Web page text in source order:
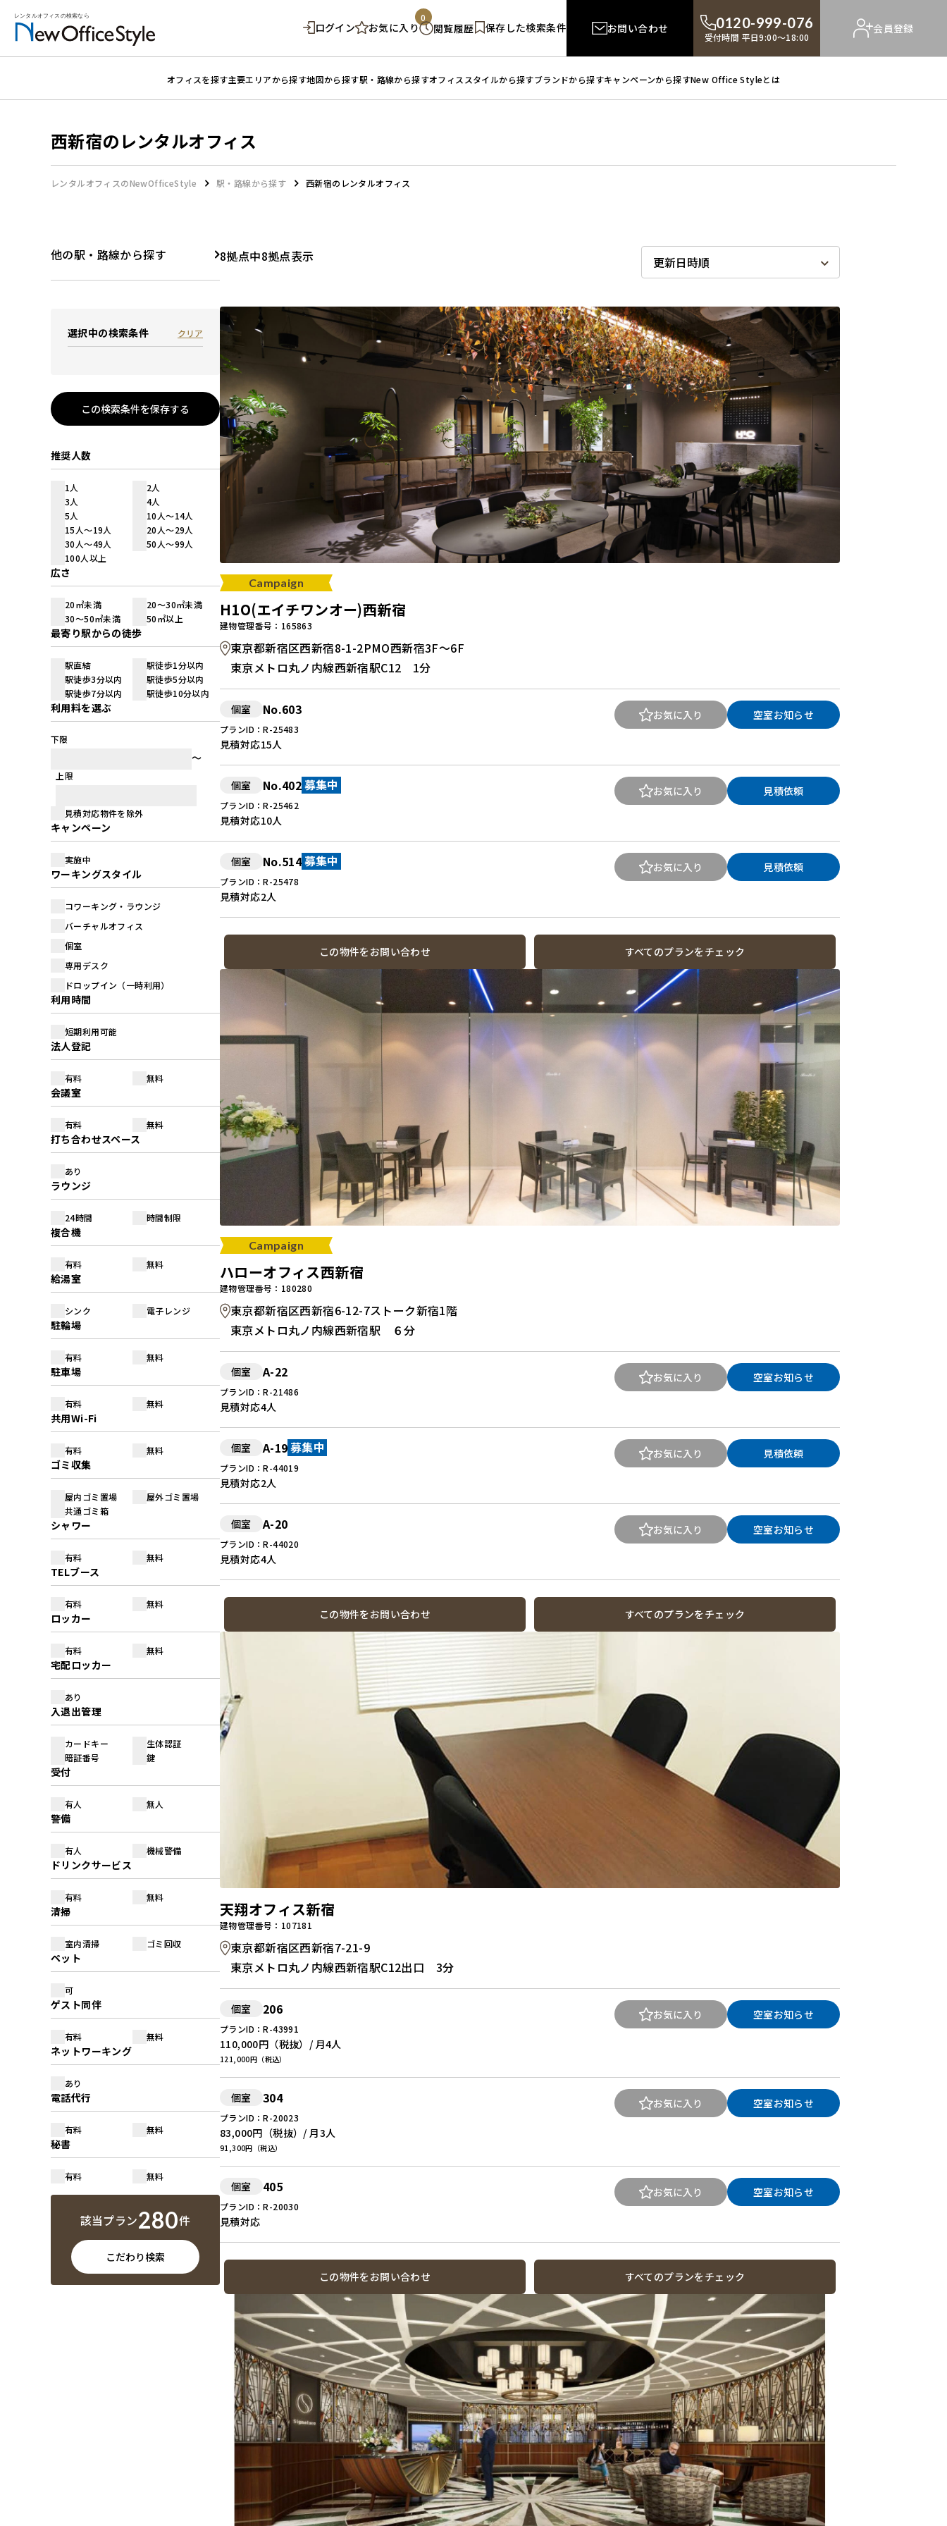
ログイン お気に入り
0
閲覧履歴 保存した検索条件 お問い合わせ 0120-999-076
受付時間 平日9:00～18:00
会員登録
オフィスを探す主要エリアから探す地図から探す駅・路線から探すオフィススタイルから探すブランドから探すキャンペーンから探すNew Office Styleとは
西新宿のレンタルオフィス
レンタルオフィスのNewOfficeStyle 駅・路線から探す 西新宿のレンタルオフィス
他の駅・路線から探す
選択中の検索条件 クリア
この検索条件を保存する
推奨人数
1人
2人
3人
4人
5人
10人～14人
15人～19人
20人～29人
30人～49人
50人～99人
100人以上
広さ
20㎡未満
20～30㎡未満
30～50㎡未満
50㎡以上
最寄り駅からの徒歩
駅直結
駅徒歩1分以内
駅徒歩3分以内
駅徒歩5分以内
駅徒歩7分以内
駅徒歩10分以内
利用料を選ぶ
下限
上限
見積対応物件を除外
キャンペーン
実施中
ワーキングスタイル
コワーキング・ラウンジ
バーチャルオフィス
個室
専用デスク
ドロップイン（一時利用）
利用時間
短期利用可能
法人登記
有料 無料
会議室
有料 無料
打ち合わせスペース
あり
ラウンジ
24時間 時間制限
複合機
有料 無料
給湯室
シンク 電子レンジ
駐輪場
有料 無料
駐車場
有料 無料
共用Wi-Fi
有料 無料
ゴミ収集
屋内ゴミ置場
屋外ゴミ置場
共通ゴミ箱
シャワー
有料 無料
TELブース
有料 無料
ロッカー
有料 無料
宅配ロッカー
あり
入退出管理
カードキー
生体認証
暗証番号
鍵
受付
有人 無人
警備
有人 機械警備
ドリンクサービス
有料 無料
清掃
室内清掃 ゴミ回収
ペット
可
ゲスト同伴
有料 無料
ネットワーキング
あり
電話代行
有料 無料
秘書
有料 無料
該当プラン280件
こだわり検索
8拠点中8拠点表示
Campaign
H1O(エイチワンオー)西新宿
建物管理番号：165863
東京都新宿区西新宿8-1-2PMO西新宿3F～6F
東京メトロ丸ノ内線西新宿駅C12 1分
個室 No.603
プランID：R-25483
見積対応15人
お気に入り 空室お知らせ
個室 No.402 募集中
プランID：R-25462
見積対応10人
お気に入り 見積依頼
個室 No.514 募集中
プランID：R-25478
見積対応2人
お気に入り 見積依頼
この物件をお問い合わせ すべてのプランをチェック
Campaign
ハローオフィス西新宿
建物管理番号：180280
東京都新宿区西新宿6-12-7ストーク新宿1階
東京メトロ丸ノ内線西新宿駅 ６分
個室 A-22
プランID：R-21486
見積対応4人
お気に入り 空室お知らせ
個室 A-19 募集中
プランID：R-44019
見積対応2人
お気に入り 見積依頼
個室 A-20
プランID：R-44020
見積対応4人
お気に入り 空室お知らせ
この物件をお問い合わせ すべてのプランをチェック
天翔オフィス新宿
建物管理番号：107181
東京都新宿区西新宿7-21-9
東京メトロ丸ノ内線西新宿駅C12出口 3分
個室 206
プランID：R-43991
110,000円 （税抜）/ 月
121,000円（税込）
4人
お気に入り 空室お知らせ
個室 304
プランID：R-20023
83,000円 （税抜）/ 月
91,300円（税込）
3人
お気に入り 空室お知らせ
個室 405
プランID：R-20030
見積対応
お気に入り 空室お知らせ
この物件をお問い合わせ すべてのプランをチェック